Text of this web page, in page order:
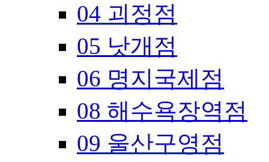
04 괴정점
05 낫개점
06 명지국제점
08 해수욕장역점
09 울산구영점